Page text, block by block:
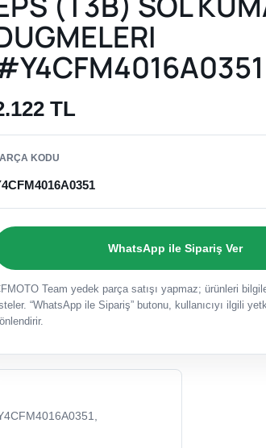
TL
KODU
WhatsApp ile Sipariş Ver
Team yedek parça satışı yapmaz; ürünleri
“WhatsApp ile Sipariş” butonu, kullanıcıyı ilgili